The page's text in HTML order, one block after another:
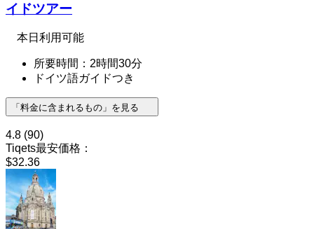
イドツアー
本日利用可能
所要時間：2時間30分
ドイツ語ガイドつき
「料金に含まれるもの」を見る
4.8 (90)
Tiqets最安価格：
$32.36